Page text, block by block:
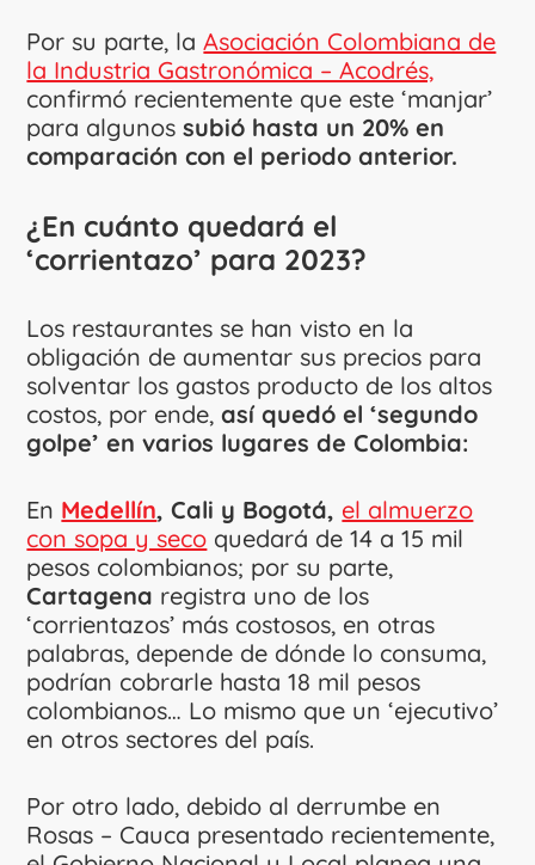
Por su parte, laAsociación Colombiana de
la Industria Gastronómica – Acodrés,
confirmó recientemente que este ‘manjar’
para algunossubió hasta un 20% en
comparación con el periodo anterior.
¿En cuánto quedará el
‘corrientazo’ para 2023?
Los restaurantes se han visto en la
obligación de aumentar sus precios para
solventar los gastos producto de los altos
costos, por ende, así quedó el ‘segundo
golpe’ en varios lugares de Colombia:
En Medellín, Cali y Bogotá, el almuerzo
con sopa y seco quedará de 14 a 15 mil
pesos colombianos; por su parte,
Cartagena registra uno de los
‘corrientazos’ más costosos, en otras
palabras, depende de dónde lo consuma,
podrían cobrarle hasta 18 mil pesos
colombianos… Lo mismo que un ‘ejecutivo’
en otros sectores del país.
Por otro lado, debido al derrumbe en
Rosas – Cauca presentado recientemente,